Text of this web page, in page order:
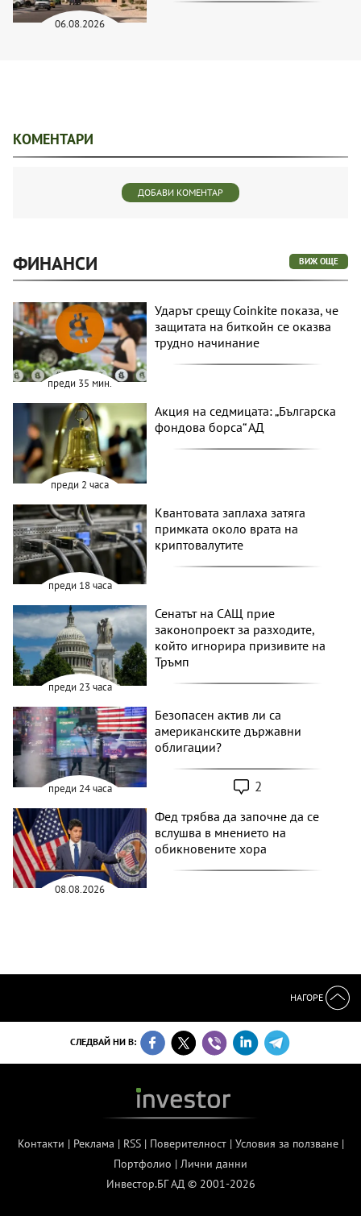
06.08.2026
КОМЕНТАРИ
ДОБАВИ КОМЕНТАР
ФИНАНСИ ВИЖ ОЩЕ
преди 35 мин.
Ударът срещу Coinkite показа, че
защитата на биткойн се оказва
трудно начинание
преди 2 часа
Акция на седмицата: „Българска
фондова борса“ АД
преди 18 часа
Квантовата заплаха затяга
примката около врата на
криптовалутите
преди 23 часа
Сенатът на САЩ прие
законопроект за разходите,
който игнорира призивите на
Тръмп
преди 24 часа
Безопасен актив ли са
американските държавни
облигации?
2
08.08.2026
Фед трябва да започне да се
вслушва в мнението на
обикновените хора
НАГОРЕ
СЛЕДВАЙ НИ В:
Контакти | Реклама | RSS| Поверителност| Условия за ползване|
Портфолио | Лични данни
Инвестор.БГ АД © 2001-2026